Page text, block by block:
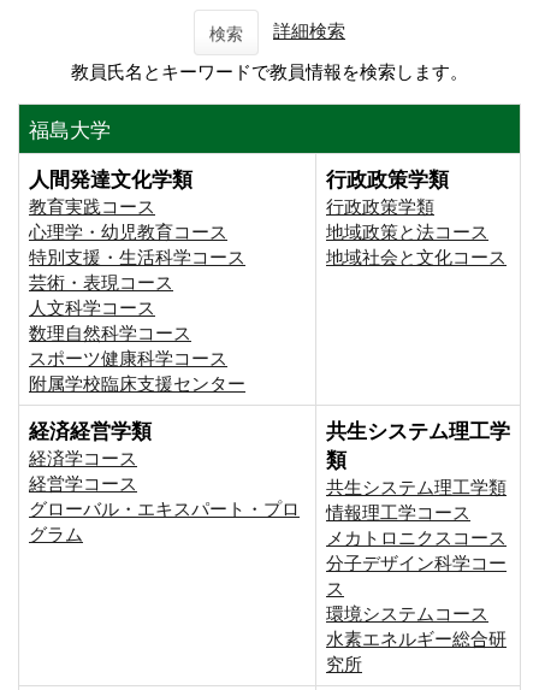
検索
詳細検索
教員氏名とキーワードで教員情報を検索します。
福島大学
人間発達文化学類
教育実践コース
心理学・幼児教育コース
特別支援・生活科学コース
芸術・表現コース
人文科学コース
数理自然科学コース
スポーツ健康科学コース
附属学校臨床支援センター
行政政策学類
行政政策学類
地域政策と法コース
地域社会と文化コース
経済経営学類
経済学コース
経営学コース
グローバル・エキスパート・プロ
グラム
共生システム理工学
類
共生システム理工学類
情報理工学コース
メカトロニクスコース
分子デザイン科学コー
ス
環境システムコース
⽔素エネルギー総合研
究所